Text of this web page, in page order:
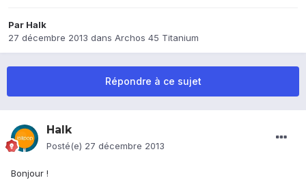
Par Halk
27 décembre 2013 dans Archos 45 Titanium
Répondre à ce sujet
Halk
Posté(e) 27 décembre 2013
Bonjour !